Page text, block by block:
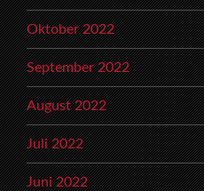
Oktober 2022
September 2022
August 2022
Juli 2022
Juni 2022